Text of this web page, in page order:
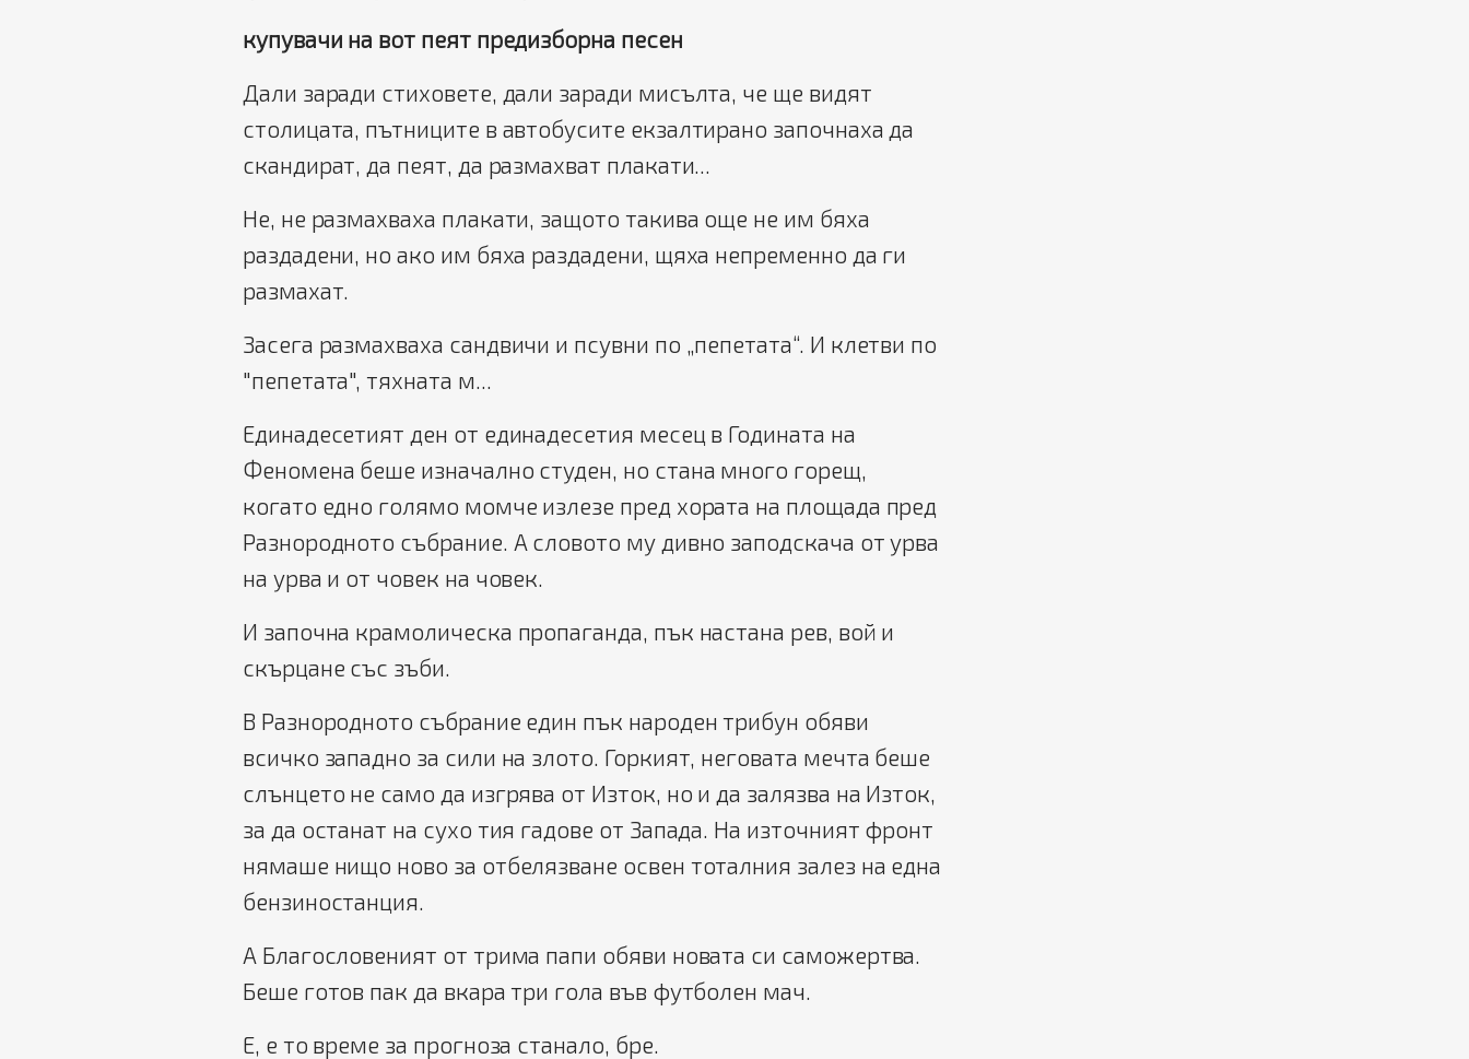
купувачи на вот пеят предизборна песен
Дали заради стиховете, дали заради мисълта, че ще видят
столицата, пътниците в автобусите екзалтирано започнаха да
скандират, да пеят, да размахват плакати...
Не, не размахваха плакати, защото такива още не им бяха
раздадени, но ако им бяха раздадени, щяха непременно да ги
размахат.
Засега размахваха сандвичи и псувни по „пепетата“. И клетви по
"пепетата", тяхната м...
Единадесетият ден от единадесетия месец в Годината на
Феномена беше изначално студен, но стана много горещ,
когато едно голямо момче излезе пред хората на площада пред
Разнородното събрание. А словото му дивно заподскача от урва
на урва и от човек на човек.
И започна крамолическа пропаганда, пък настана рев, вой и
скърцане със зъби.
В Разнородното събрание един пък народен трибун обяви
всичко западно за сили на злото. Горкият, неговата мечта беше
слънцето не само да изгрява от Изток, но и да залязва на Изток,
за да останат на сухо тия гадове от Запада. На източният фронт
нямаше нищо ново за отбелязване освен тоталния залез на една
бензиностанция.
А Благословеният от трима папи обяви новата си саможертва.
Беше готов пак да вкара три гола във футболен мач.
Е, е то време за прогноза станало, бре.